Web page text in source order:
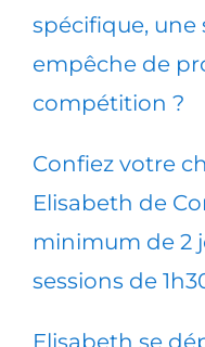
spécifique,
empêche de
compétition ?
Confiez votre
Elisabeth de
minimum de 2
sessions de
Elisabeth se